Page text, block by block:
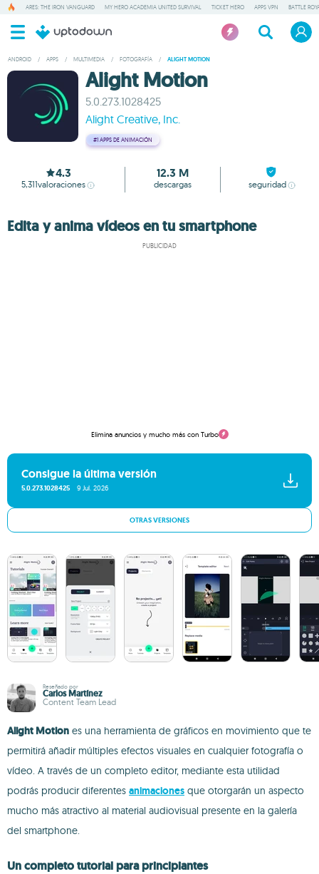
ARES: THE IRON VANGUARD MY HERO ACADEMIA UNITED SURVIVAL TICKET HERO APPS VPN BATTLE
ANDROID / APPS / MULTIMEDIA / FOTOGRAFÍA / ALIGHT MOTION
Alight Motion
5.0.273.1028425
Alight Creative, Inc.
#1 APPS DE ANIMACIÓN
4.3
5,311valoraciones
12.3 M
descargas seguridad
Edita y anima vídeos en tu smartphone
PUBLICIDAD
Elimina anuncios y mucho más con Turbo
Consigue la última versión
5.0.273.1028425 9 Jul. 2026
OTRAS VERSIONES
Reseñado por
Carlos Martínez
Content Team Lead
Alight Motion es una herramienta de gráficos en movimiento que te
permitirá añadir múltiples efectos visuales en cualquier fotografía o
vídeo. A través de un completo editor, mediante esta utilidad
podrás producir diferentes animaciones que otorgarán un aspecto
mucho más atractivo al material audiovisual presente en la galería
del smartphone.
Un completo tutorial para principiantes